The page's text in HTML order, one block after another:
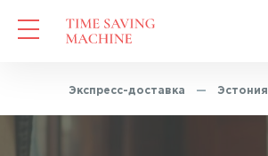
Экспресс-доставка — Эстония